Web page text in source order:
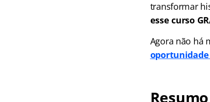
transformar
esse curso
Agora não há